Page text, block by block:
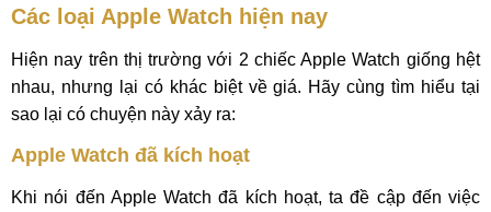
Các loại Apple Watch hiện nay
Hiện nay trên thị trường với 2 chiếc Apple Watch giống hệt
nhau, nhưng lại có khác biệt về giá. Hãy cùng tìm hiểu tại
sao lại có chuyện này xảy ra:
Apple Watch đã kích hoạt
Khi nói đến Apple Watch đã kích hoạt, ta đề cập đến việc